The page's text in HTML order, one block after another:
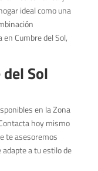
ideal como una
Cumbre del Sol,
Sol
en la Zona
hoy mismo
te asesoremos
a tu estilo de